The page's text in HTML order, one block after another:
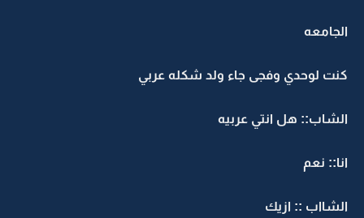
الجامعه
كنت لوحدي وفجى جاء ولد شكله عربي
الشاب:: هل انتي عربيه
انا:: نعم
الشااب :: ازيك